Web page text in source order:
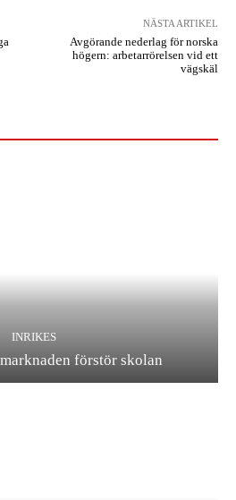
NÄSTA ARTIKEL
Avgörande nederlag för norska
högern: arbetarrörelsen vid ett
vägskäl
INRIKES
förstör skolan